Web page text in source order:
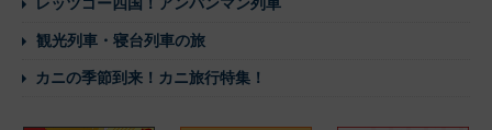
レッツゴー四国！アンパンマン列車
観光列車・寝台列車の旅
カニの季節到来！カニ旅行特集！